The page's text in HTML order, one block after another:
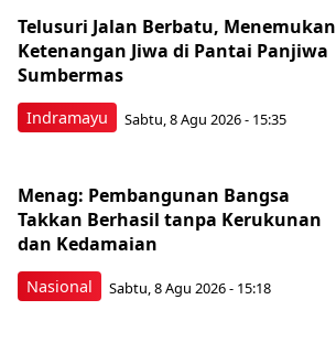
Indramayu
Telusuri Jalan Berbatu, Menemukan
Ketenangan Jiwa di Pantai Panjiwa
Sumbermas
Sabtu, 8 Agu 2026 - 15:35
Nasional
Menag: Pembangunan Bangsa
Takkan Berhasil tanpa Kerukunan
dan Kedamaian
Sabtu, 8 Agu 2026 - 15:18